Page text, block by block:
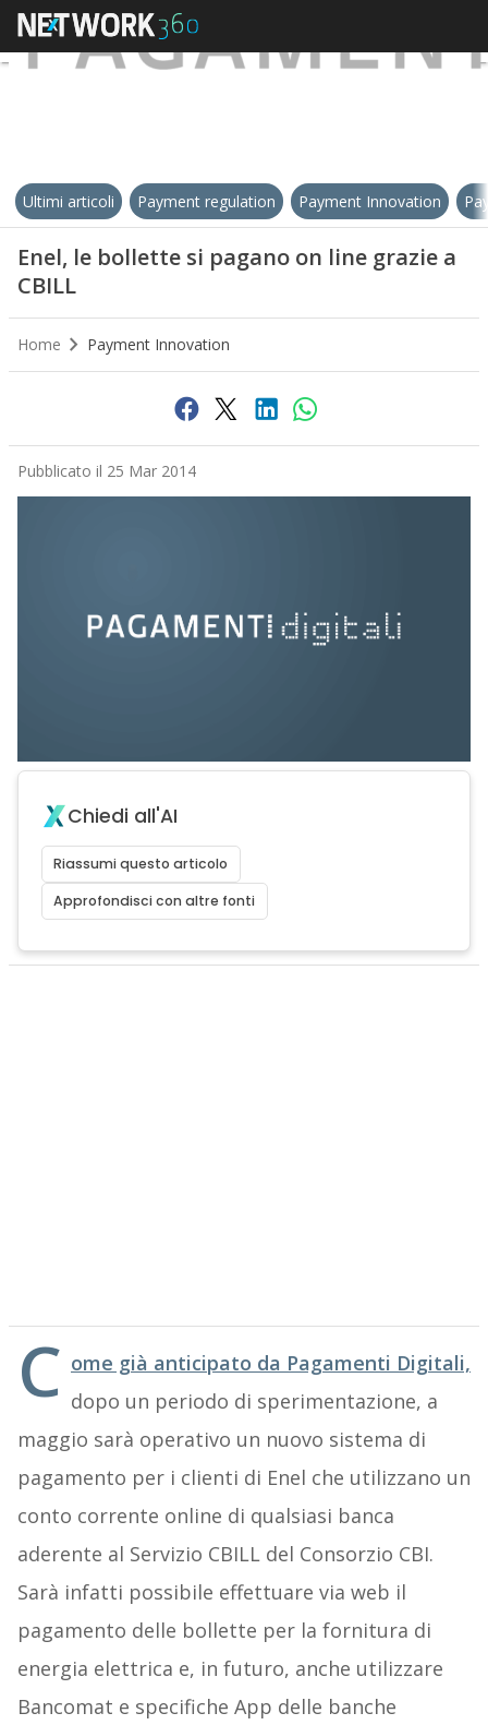
Ultimi articoli Payment regulation Payment Innovation
Enel, le bollette si pagano on line grazie a
CBILL
Home Payment Innovation
Pubblicato il 25 Mar 2014
Chiedi all'AI
Riassumi questo articolo
Approfondisci con altre fonti
C ome già anticipato da Pagamenti Digitali,
dopo un periodo di sperimentazione, a
maggio sarà operativo un nuovo sistema di
pagamento per i clienti di Enel che utilizzano un
conto corrente online di qualsiasi banca
aderente al Servizio CBILL del Consorzio CBI.
Sarà infatti possibile effettuare via web il
pagamento delle bollette per la fornitura di
energia elettrica e, in futuro, anche utilizzare
Bancomat e specifiche App delle banche